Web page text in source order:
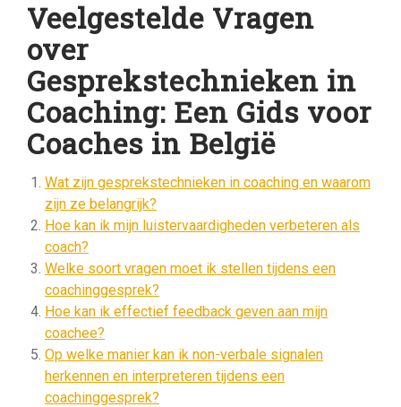
Veelgestelde Vragen
over
Gesprekstechnieken in
Coaching: Een Gids voor
Coaches in België
Wat zijn gesprekstechnieken in coaching en waarom
zijn ze belangrijk?
Hoe kan ik mijn luistervaardigheden verbeteren als
coach?
Welke soort vragen moet ik stellen tijdens een
coachinggesprek?
Hoe kan ik effectief feedback geven aan mijn
coachee?
Op welke manier kan ik non-verbale signalen
herkennen en interpreteren tijdens een
coachinggesprek?